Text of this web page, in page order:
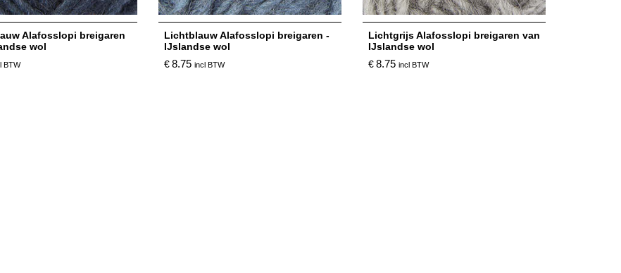
Alafosslopi breigaren
wol
BTW
Lichtblauw Alafosslopi breigaren -
IJslandse wol
€8.75 incl BTW
Lichtgrijs Alafosslopi breigaren van
IJslandse wol
€8.75 incl BTW